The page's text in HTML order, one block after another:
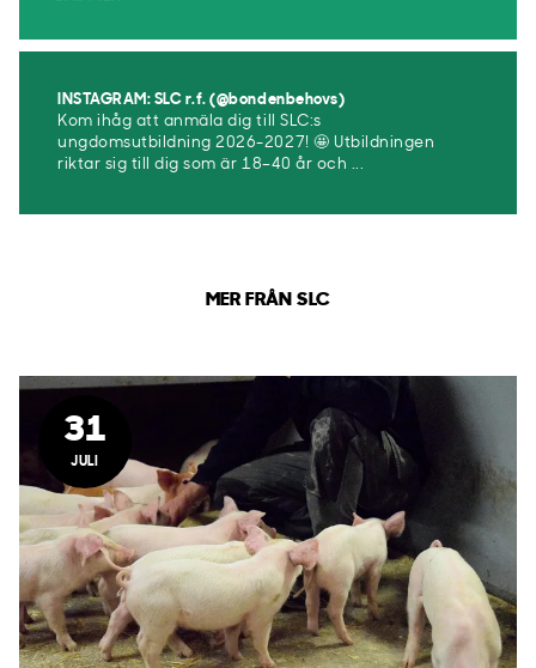
INSTAGRAM: SLC r.f. (@bondenbehovs)
Kom ihåg att anmäla dig till SLC:s
ungdomsutbildning 2026-2027! 🤩 Utbildningen
riktar sig till dig som är 18–40 år och ...
MER FRÅN SLC
31
JULI